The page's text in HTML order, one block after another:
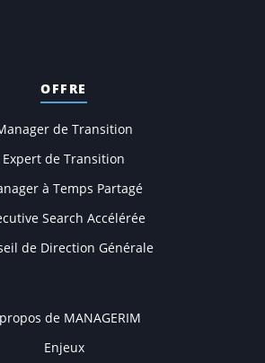
OFFRE
de Transition
Expert de Transition
à Temps Partagé
Search Accélérée
de Direction Générale
COMPANY
de MANAGERIM
Enjeux